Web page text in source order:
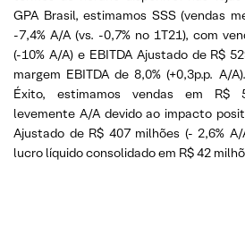
GPA Brasil, estimamos SSS (vendas
-7,4% A/A (vs. -0,7% no 1T21), com
(-10% A/A) e EBITDA Ajustado de R$
margem EBITDA de 8,0% (+0,3p.p. A/
Éxito, estimamos vendas em R$
levemente A/A devido ao impacto
Ajustado de R$ 407 milhões (- 2,6%
lucro líquido consolidado em R$ 42